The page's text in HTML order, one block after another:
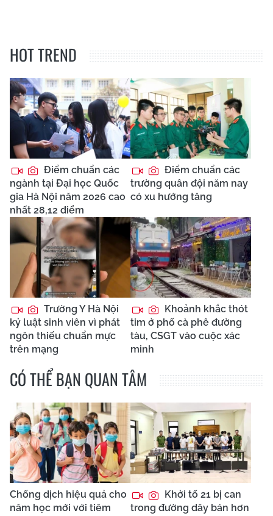
HOT TREND
Điểm chuẩn các
ngành tại Đại học Quốc
gia Hà Nội năm 2026 cao
nhất 28,12 điểm
Điểm chuẩn các
trường quân đội năm nay
có xu hướng tăng
Trường Y Hà Nội
kỷ luật sinh viên vì phát
ngôn thiếu chuẩn mực
trên mạng
Khoảnh khắc thót
tim ở phố cà phê đường
tàu, CSGT vào cuộc xác
minh
CÓ THỂ BẠN QUAN TÂM
Chống dịch hiệu quả cho
năm học mới với tiêm
Khởi tố 21 bị can
trong đường dây bán hơn